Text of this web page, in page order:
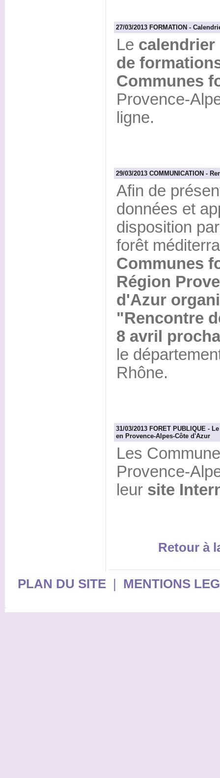
27/03/2013 FORMATION -
Le calendrier
de
Communes
Provence-
ligne.
29/03/2013 COMMUNICATION -
Afin de
données et
disposition
forêt
Communes
Région
d'Azur
"Rencontre
8 avril
le
Rhône.
31/03/2013 FORET PUBLIQUE -
en Provence-Alpes-Côte d'Azur
Les
Provence-
leur site
Retour à
PLAN DU SITE| MENTIONS